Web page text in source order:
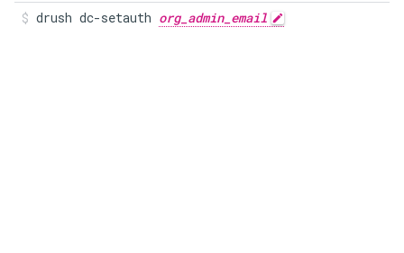
drush dc-setauth org_admin_email